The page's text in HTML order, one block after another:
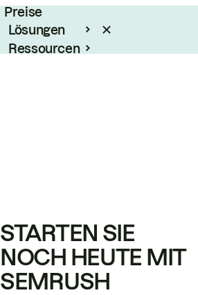
Preise
Lösungen
Ressourcen
STARTEN SIE
NOCH HEUTE MIT
SEMRUSH